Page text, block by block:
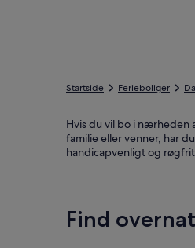
Startside Ferieboliger
Hvis du vil bo i nærheden
familie eller venner, har
handicapvenligt og
Find